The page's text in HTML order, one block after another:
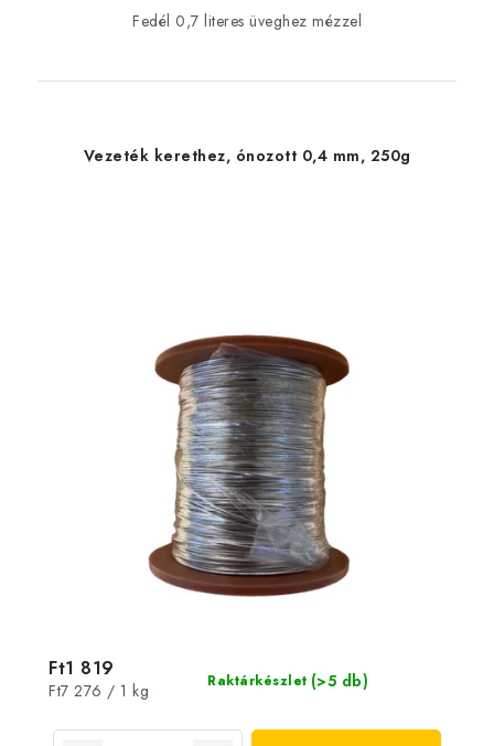
Fedél 0,7 literes üveghez mézzel
Vezeték kerethez, ónozott 0,4 mm, 250g
Raktárkészlet (>5 db)
Ft1 819
Egységár:
Ft7 276 / 1 kg